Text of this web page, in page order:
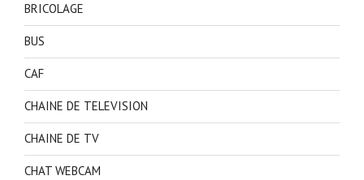
BRICOLAGE
BUS
CAF
CHAINE DE TELEVISION
CHAINE DE TV
CHAT WEBCAM